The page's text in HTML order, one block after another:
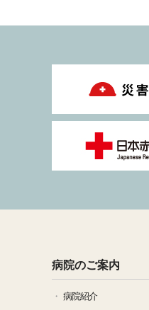
26-6-25
26-6-10
26-6-5
25-5-13
病院のご案内
病院紹介